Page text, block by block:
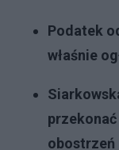
Podatek
właśnie
obostrzeń